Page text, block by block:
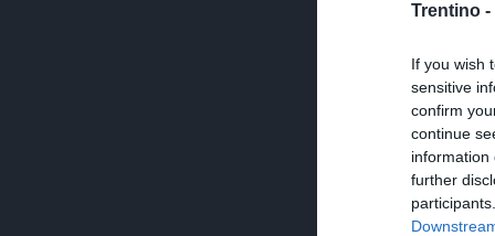
Trentino -
If you wish
sensitive
confirm
continue
information
further